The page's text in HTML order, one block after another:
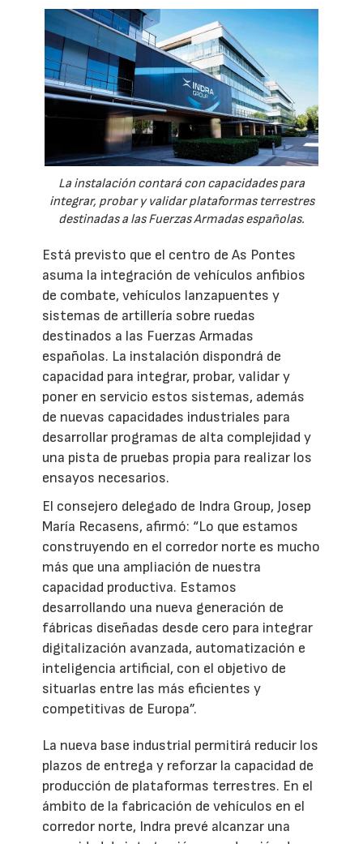
La instalación contará con capacidades para
integrar, probar y validar plataformas terrestres
destinadas a las Fuerzas Armadas españolas.
Está previsto que el centro de As Pontes
asuma la integración de vehículos anfibios
de combate, vehículos lanzapuentes y
sistemas de artillería sobre ruedas
destinados a las Fuerzas Armadas
españolas. La instalación dispondrá de
capacidad para integrar, probar, validar y
poner en servicio estos sistemas, además
de nuevas capacidades industriales para
desarrollar programas de alta complejidad y
una pista de pruebas propia para realizar los
ensayos necesarios.
El consejero delegado de Indra Group, Josep
María Recasens, afirmó: “Lo que estamos
construyendo en el corredor norte es mucho
más que una ampliación de nuestra
capacidad productiva. Estamos
desarrollando una nueva generación de
fábricas diseñadas desde cero para integrar
digitalización avanzada, automatización e
inteligencia artificial, con el objetivo de
situarlas entre las más eficientes y
competitivas de Europa”.
La nueva base industrial permitirá reducir los
plazos de entrega y reforzar la capacidad de
producción de plataformas terrestres. En el
ámbito de la fabricación de vehículos en el
corredor norte, Indra prevé alcanzar una